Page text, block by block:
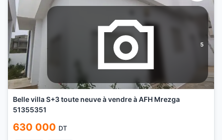
5
Belle villa S+3 toute neuve à vendre à AFH Mrezga
51355351
630 000 DT